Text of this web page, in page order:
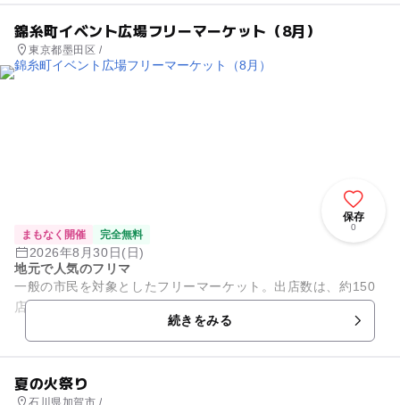
錦糸町イベント広場フリーマーケット（8月）
東京都墨田区 /
保存
0
まもなく開催 完全無料
2026年8月30日(日)
地元で人気のフリマ
一般の市民を対象としたフリーマーケット。出店数は、約150
店（手もち）。週末は、錦糸町イベント広場へ集まろう！
続きをみる
夏の火祭り
石川県加賀市 /